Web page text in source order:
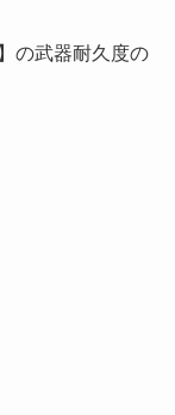
の武器耐久度の